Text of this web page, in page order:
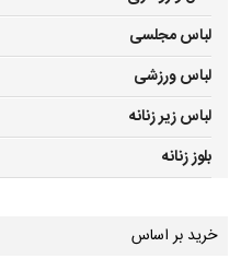
لباس مجلسی
لباس ورزشی
لباس زیر زنانه
بلوز زنانه
خرید بر اساس